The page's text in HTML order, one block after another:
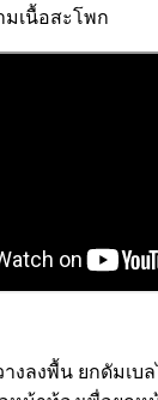
มเนื้อสะโพก
างลงพื้น ยกดัมเบ